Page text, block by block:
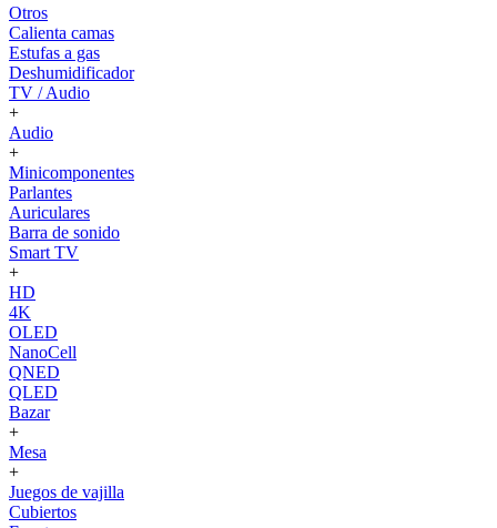
Otros
Calienta camas
Estufas a gas
Deshumidificador
TV / Audio
+
Audio
+
Minicomponentes
Parlantes
Auriculares
Barra de sonido
Smart TV
+
HD
4K
OLED
NanoCell
QNED
QLED
Bazar
+
Mesa
+
Juegos de vajilla
Cubiertos